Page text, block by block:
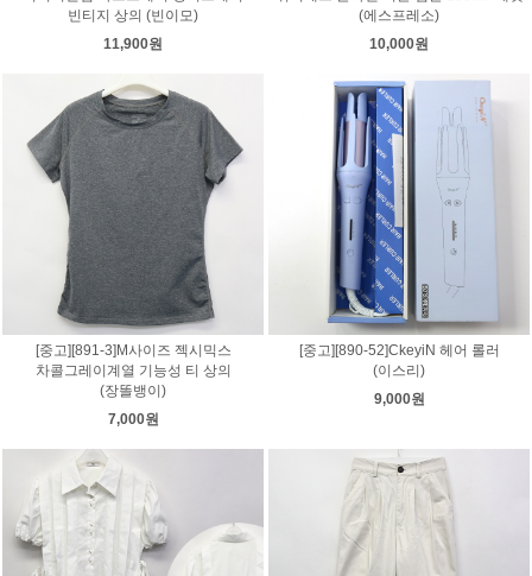
빈티지 상의 (빈이모)
11,900원
(에스프레소)
10,000원
[중고][891-3]M사이즈 젝시믹스
차콜그레이계열 기능성 티 상의
(장똘뱅이)
7,000원
[중고][890-52]CkeyiN 헤어 롤러
(이스리)
9,000원